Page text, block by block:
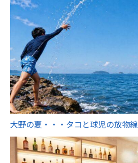
大野の夏・・・タコと球児の放物線